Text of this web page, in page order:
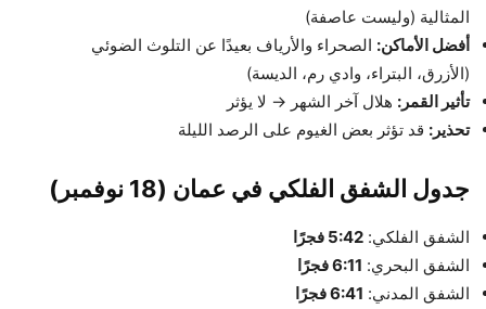
المثالية (وليست عاصفة)
أفضل الأماكن: الصحراء والأرياف بعيدًا عن التلوث الضوئي
(الأزرق، البتراء، وادي رم، الديسة)
تأثير القمر: هلال آخر الشهر → لا يؤثر
تحذير: قد تؤثر بعض الغيوم على الرصد الليلة
جدول الشفق الفلكي في عمان (18 نوفمبر)
الشفق الفلكي: 5:42 فجرًا
الشفق البحري: 6:11 فجرًا
الشفق المدني: 6:41 فجرًا